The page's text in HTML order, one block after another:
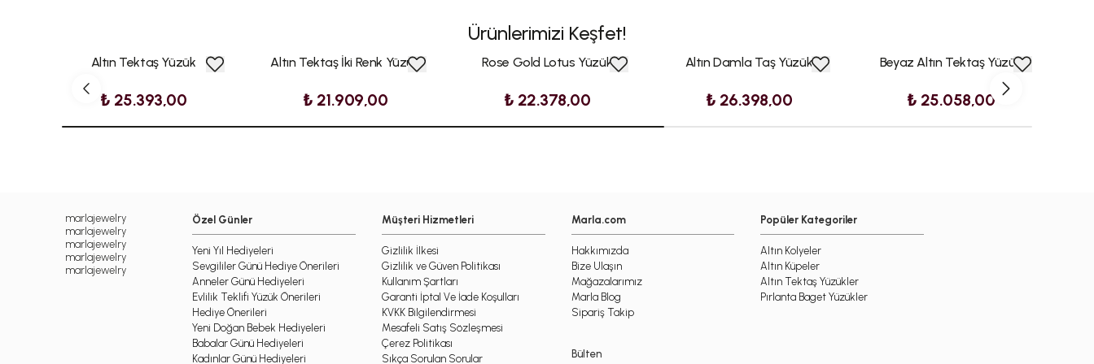
Ürünlerimizi Keşfet!
Altın Tektaş Yüzük
₺ 25.393,00
Altın Tektaş İki Renk Yüzük
₺ 21.909,00
Rose Gold Lotus Yüzük
₺ 22.378,00
Altın Damla Taş Yüzük
₺ 26.398,00
Beyaz Altın Tektaş Yüzük
₺ 25.058,00
marlajewelry
marlajewelry
marlajewelry
marlajewelry
marlajewelry
Özel Günler
Yeni Yıl Hediyeleri
Sevgililer Günü Hediye Önerileri
Anneler Günü Hediyeleri
Evlilik Teklifi Yüzük Önerileri
Hediye Önerileri
Yeni Doğan Bebek Hediyeleri
Babalar Günü Hediyeleri
Kadınlar Günü Hediyeleri
Müşteri Hizmetleri
Gizlilik İlkesi
Gizlilik ve Güven Politikası
Kullanım Şartları
Garanti İptal Ve İade Koşulları
KVKK Bilgilendirmesi
Mesafeli Satış Sözleşmesi
Çerez Politikası
Sıkça Sorulan Sorular
Marla.com
Hakkımızda
Bize Ulaşın
Mağazalarımız
Marla Blog
Sipariş Takip
Bülten
Popüler Kategoriler
Altın Kolyeler
Altın Küpeler
Altın Tektaş Yüzükler
Pırlanta Baget Yüzükler